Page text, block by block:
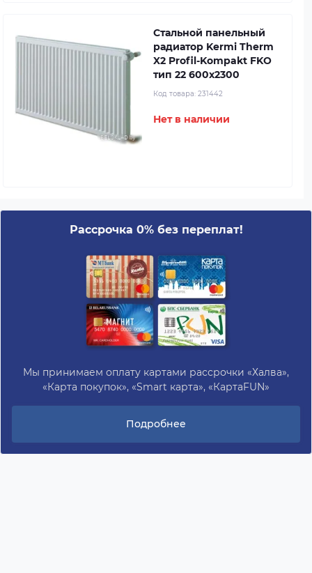
Стальной панельный
радиатор Kermi Therm
X2 Profil-Kompakt FKO
тип 22 600x2300
Код товара: 231442
Нет в наличии
Рассрочка 0% без переплат!
Мы принимаем оплату картами рассрочки «Халва»,
«Карта покупок», «Smart карта», «КартаFUN»
Подробнее